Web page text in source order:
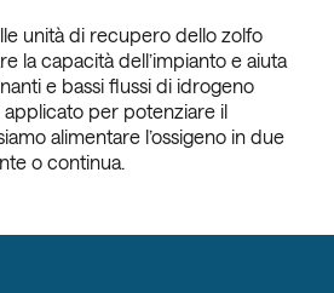
unità di recupero dello zolfo
la capacità dell’impianto e aiuta
e bassi flussi di idrogeno
per potenziare il
alimentare l’ossigeno in due
o continua.